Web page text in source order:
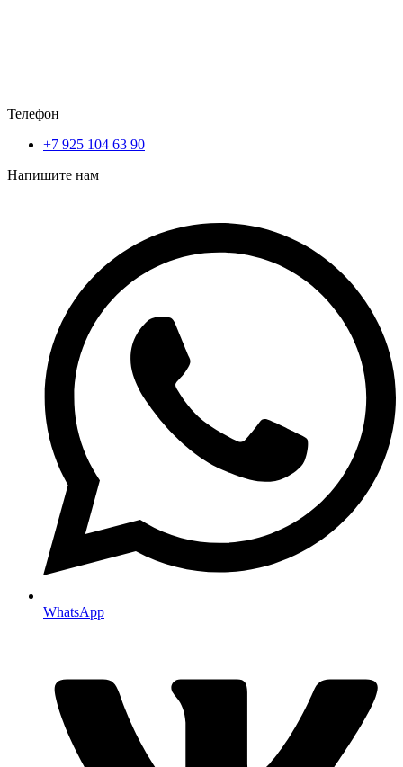
Телефон
+7 925 104 63 90
Напишите нам
WhatsApp